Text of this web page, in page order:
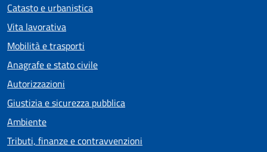
Catasto e urbanistica
Vita lavorativa
Mobilità e trasporti
Anagrafe e stato civile
Autorizzazioni
Giustizia e sicurezza pubblica
Ambiente
Tributi, finanze e contravvenzioni